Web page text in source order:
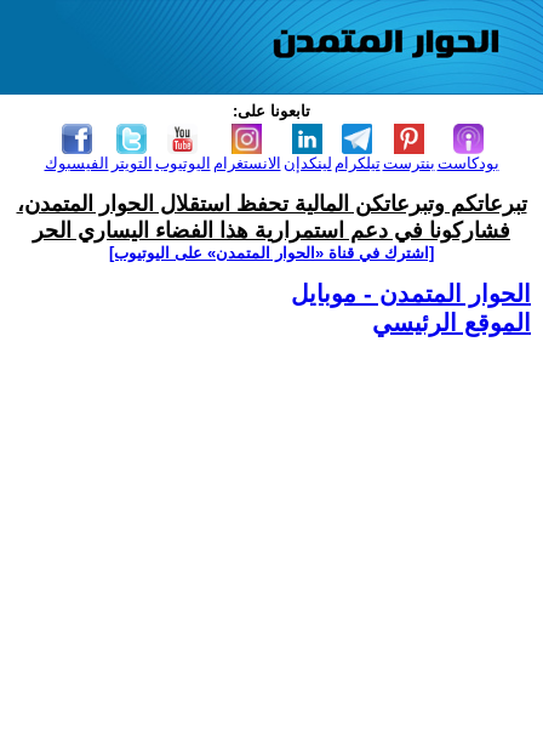
تابعونا على:
الفيسبوك التويتر اليوتيوب الانستغرام لينكدإن تيلكرامبنترست بودكاست
تبرعاتكم وتبرعاتكن المالية تحفظ استقلال الحوار المتمدن،
فشاركونا في دعم استمرارية هذا الفضاء اليساري الحر
[اشترك في قناة ‫«الحوار المتمدن» على اليوتيوب]
الحوار المتمدن - موبايل
الموقع الرئيسي